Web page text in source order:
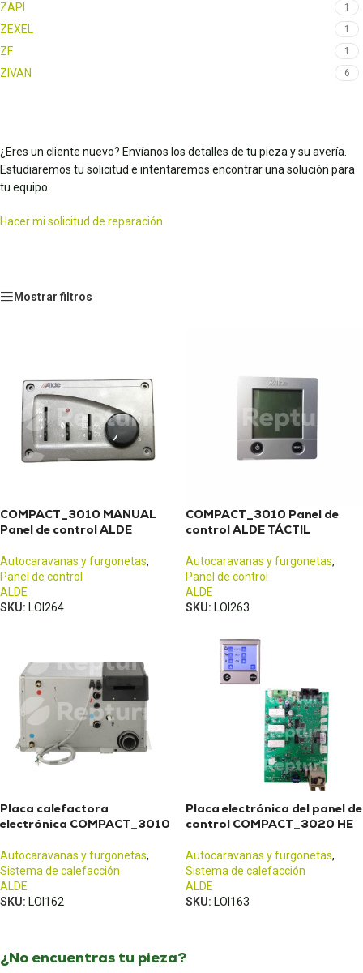
ZAPI 1
ZEXEL 1
ZF 1
ZIVAN 6
¿Eres un cliente nuevo? Envíanos los detalles de tu pieza y su avería.
Estudiaremos tu solicitud e intentaremos encontrar una solución para
tu equipo.
Hacer mi solicitud de reparación
Mostrar filtros
COMPACT_3010 MANUAL
Panel de control ALDE
Autocaravanas y furgonetas,
Panel de control
ALDE
SKU: LOI264
COMPACT_3010 Panel de
control ALDE TÁCTIL
Autocaravanas y furgonetas,
Panel de control
ALDE
SKU: LOI263
Placa calefactora
electrónica COMPACT_3010
Autocaravanas y furgonetas,
Sistema de calefacción
ALDE
SKU: LOI162
Placa electrónica del panel de
control COMPACT_3020 HE
Autocaravanas y furgonetas,
Sistema de calefacción
ALDE
SKU: LOI163
¿No encuentras tu pieza?